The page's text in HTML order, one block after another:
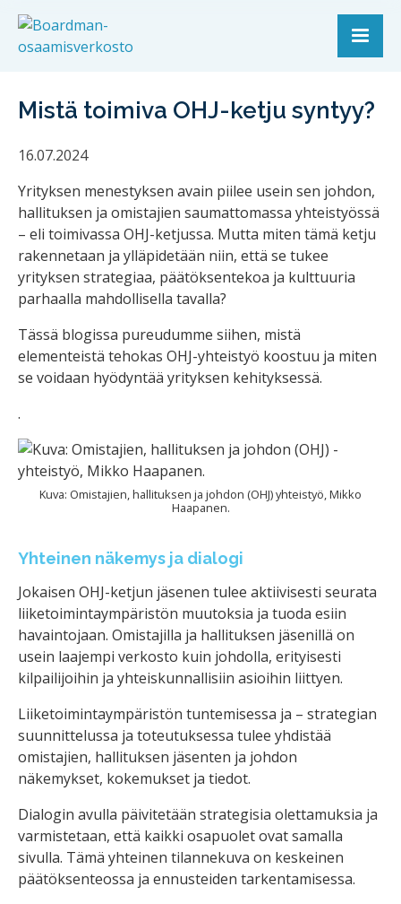
Mistä toimiva OHJ-ketju syntyy?
16.07.2024
Yrityksen menestyksen avain piilee usein sen johdon,
hallituksen ja omistajien saumattomassa yhteistyössä
– eli toimivassa OHJ-ketjussa. Mutta miten tämä ketju
rakennetaan ja ylläpidetään niin, että se tukee
yrityksen strategiaa, päätöksentekoa ja kulttuuria
parhaalla mahdollisella tavalla?
Tässä blogissa pureudumme siihen, mistä
elementeistä tehokas OHJ-yhteistyö koostuu ja miten
se voidaan hyödyntää yrityksen kehityksessä.
.
Kuva: Omistajien, hallituksen ja johdon (OHJ) yhteistyö, Mikko
Haapanen.
Yhteinen näkemys ja dialogi
Jokaisen OHJ-ketjun jäsenen tulee aktiivisesti seurata
liiketoimintaympäristön muutoksia ja tuoda esiin
havaintojaan. Omistajilla ja hallituksen jäsenillä on
usein laajempi verkosto kuin johdolla, erityisesti
kilpailijoihin ja yhteiskunnallisiin asioihin liittyen.
Liiketoimintaympäristön tuntemisessa ja – strategian
suunnittelussa ja toteutuksessa tulee yhdistää
omistajien, hallituksen jäsenten ja johdon
näkemykset, kokemukset ja tiedot.
Dialogin avulla päivitetään strategisia olettamuksia ja
varmistetaan, että kaikki osapuolet ovat samalla
sivulla. Tämä yhteinen tilannekuva on keskeinen
päätöksenteossa ja ennusteiden tarkentamisessa.